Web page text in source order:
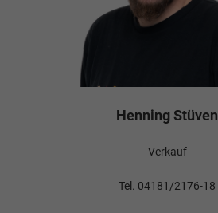
Henning Stüven
Verkauf
Tel. 04181/2176-18